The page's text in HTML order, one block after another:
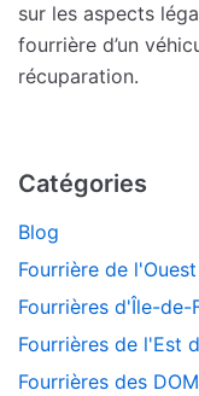
sur les aspects
fourrière d’un
récuparation.
Catégories
Blog
Fourrière de
Fourrières d'Île-de-
Fourrières de l'Est
Fourrières des